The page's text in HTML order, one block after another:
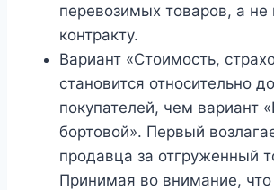
перевозимых товаров, а не
контракту.
Вариант «Стоимость,
становится относительно
покупателей, чем вариант
бортовой». Первый
продавца за отгруженный
Принимая во внимание,